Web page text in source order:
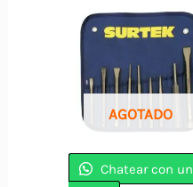
AGOTADO
Chatear con un